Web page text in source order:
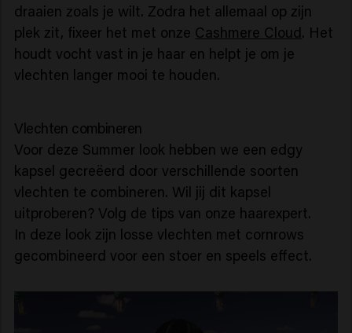
draaien zoals je wilt. Zodra het allemaal op zijn
plek zit, fixeer het met onze Cashmere Cloud. Het
houdt vocht vast in je haar en helpt je om je
vlechten langer mooi te houden.
Vlechten combineren
Voor deze Summer look hebben we een edgy
kapsel gecreëerd door verschillende soorten
vlechten te combineren. Wil jij dit kapsel
uitproberen? Volg de tips van onze haarexpert.
In deze look zijn losse vlechten met cornrows
gecombineerd voor een stoer en speels effect.